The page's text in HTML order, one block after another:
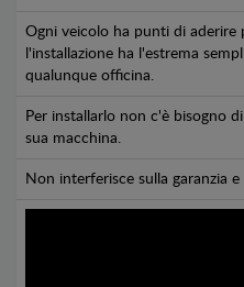
Ogni veicolo ha punti di aderire
l'installazione ha l'estrema
qualunque officina.
Per installarlo non c'è bisogno
sua macchina.
Non interferisce sulla garanzia